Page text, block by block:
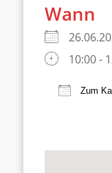
Wann
10:00 -
Zum